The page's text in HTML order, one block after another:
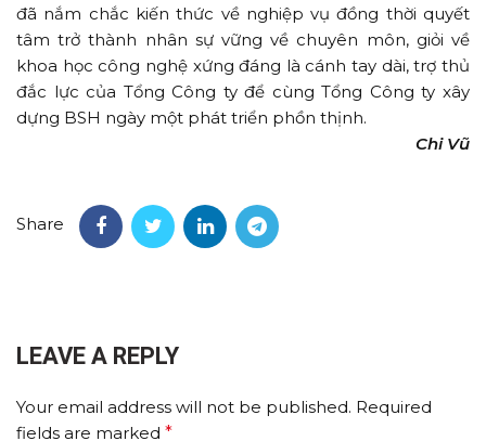
đã nắm chắc kiến thức về nghiệp vụ đồng thời quyết
tâm trở thành nhân sự vững về chuyên môn, giỏi về
khoa học công nghệ xứng đáng là cánh tay dài, trợ thủ
đắc lực của Tổng Công ty để cùng Tổng Công ty xây
dựng BSH ngày một phát triển phồn thịnh.
Chi Vũ
Share
LEAVE A REPLY
Your email address will not be published. Required
fields are marked *